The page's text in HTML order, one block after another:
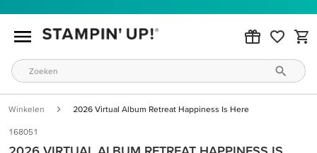
Winkelen 2026 Virtual Album Retreat Happiness Is Here
168051